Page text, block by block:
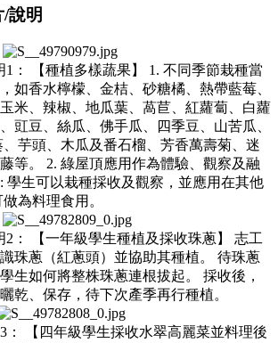
說明
：
【種植多樣蔬果】 1. 不同季節栽種當
如香水檸檬、金桔、砂糖橘、熱帶藍莓、
米、辣椒、地瓜葉、萵苣、紅蘿蔔、白蘿
豇豆、絲瓜、佛手瓜、四季豆、山苦瓜、
芋頭、木瓜及番石榴、芳香萬壽菊、迷
等。 2. 綠屋頂應用作為體驗、觀察及融
學生可以栽種採收及觀察，並應用在其他
為料理食用。
：
【一年級學生種植及採收珠蔥】 志工
珠蔥（紅蔥頭）並協助其種植。 待珠蔥
生如何將整株珠蔥連根拔起。 採收後，
乾、保存，待下次產季再行種植。
【四年級學生採收水翠高麗菜並料理後